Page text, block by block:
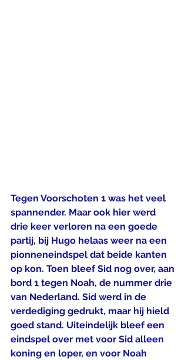
Tegen Voorschoten 1 was het veel
spannender. Maar ook hier werd
drie keer verloren na een goede
partij, bij Hugo helaas weer na een
pionneneindspel dat beide kanten
op kon. Toen bleef Sid nog over, aan
bord 1 tegen Noah, de nummer drie
van Nederland. Sid werd in de
verdediging gedrukt, maar hij hield
goed stand. Uiteindelijk bleef een
eindspel over met voor Sid alleen
koning en loper, en voor Noah